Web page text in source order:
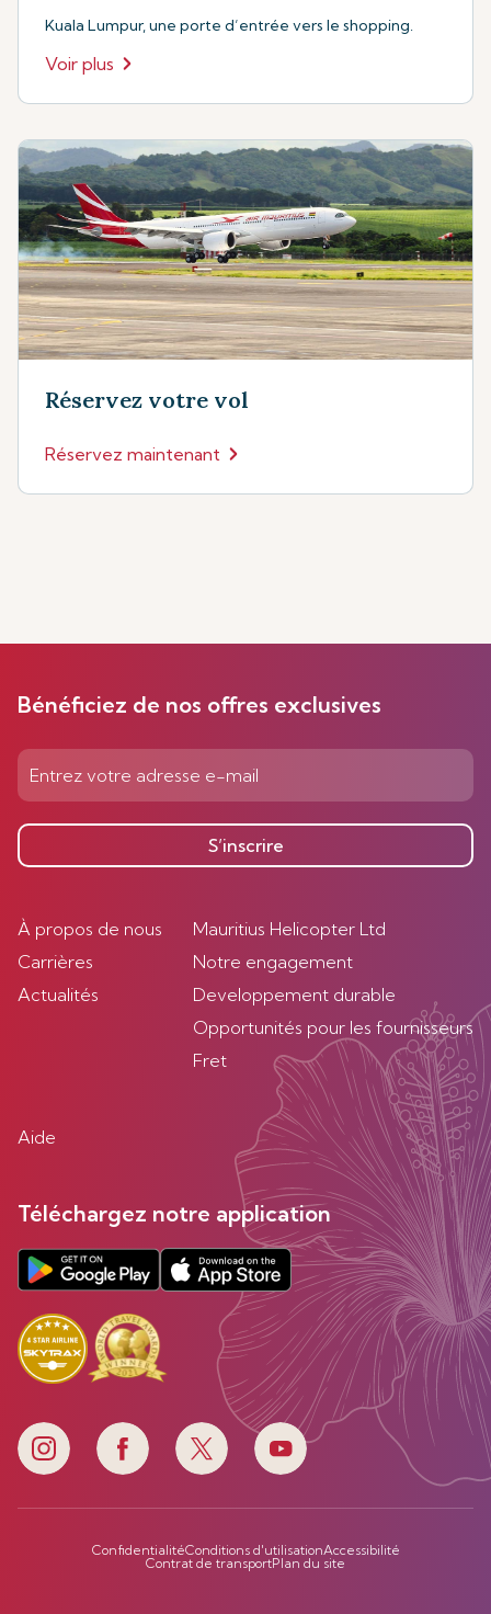
Kuala Lumpur, une porte d’entrée vers le shopping.
Voir plus
Réservez votre vol
Réservez maintenant
Bénéficiez de nos offres exclusives
S’inscrire
À propos de nous
Carrières
Actualités
Mauritius Helicopter Ltd
Notre engagement
Developpement durable
Opportunités pour les fournisseurs
Fret
Aide
Téléchargez notre application
ConfidentialitéConditions d'utilisationAccessibilité
Contrat de transportPlan du site